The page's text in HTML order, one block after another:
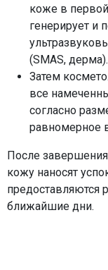
коже в
генерирует и
(SMAS, дерма).
Затем
все
согласно
равномерное
После завершения
кожу наносят
предоставляются
ближайшие дни.